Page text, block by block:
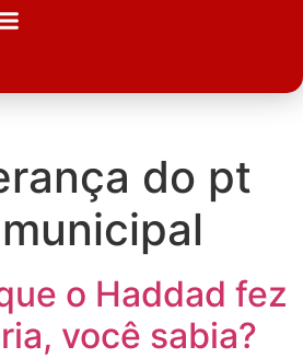
do pt
o Haddad fez
você sabia?